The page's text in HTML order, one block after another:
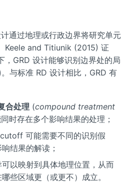
通过地理或行政边界将研究单元
Keele and Titiunik (2015) 证
，GRD 设计能够识别边界处的局
与标准 RD 设计相比，GRD 有
合处理 (compound treatment
时存在多个影响结果的处理；
可能需要不同的识别假
结果的解读；
以映射到具体地理位置，从而
些区域更（或更不）成立。